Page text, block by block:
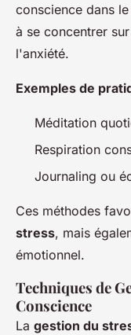
conscience dans
à se concentrer
l'anxiété.
Exemples de
Méditation
Respiration
Journaling ou
Ces méthodes
stress, mais
émotionnel.
Techniques de
Conscience
La gestion du